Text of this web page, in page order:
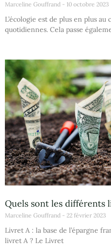
Marceline Gouffrand 10 octobre 2023
L’écologie est de plus en plus
quotidiennes. Cela passe
Quels sont les différents
Marceline Gouffrand 22 février 2023
Livret A : la base de l’épargne
livret A ? Le Livret